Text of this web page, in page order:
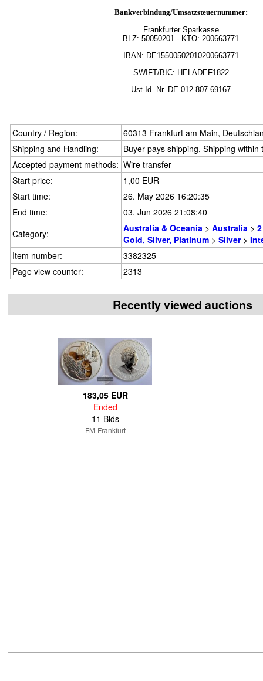
Bankverbindung/Umsatzsteuernummer:
Frankfurter Sparkasse
BLZ: 50050201 - KTO: 200663771
IBAN: DE15500502010200663771
SWIFT/BIC: HELADEF1822
Ust-Id. Nr. DE 012 807 69167
Country / Region:
60313 Frankfurt am Main,
Shipping and Handling:
Buyer pays shipping, Shipping
Accepted payment methods: Wire transfer
Start price:
1,00 EUR
Start time:
26. May 2026 16:20:35
End time:
03. Jun 2026 21:08:40
Category:
Australia & Oceania > Australia >
Gold, Silver, Platinum > Silver>
Item number:
3382325
Page view counter:
2313
Recently viewed auctions
183,05 EUR
Ended
11 Bids
FM-Frankfurt